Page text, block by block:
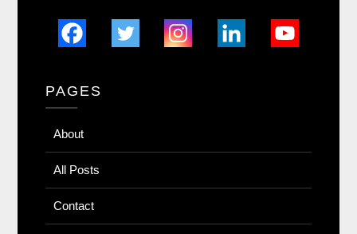
PAGES
About
All Posts
Contact